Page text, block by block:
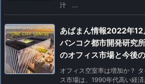
汁 ...
あぱまん情報2022年
バンコク都市開発研究
のオフィス市場と今後
オフィス空室率は増加か？
ス市場は、1990年代高い経